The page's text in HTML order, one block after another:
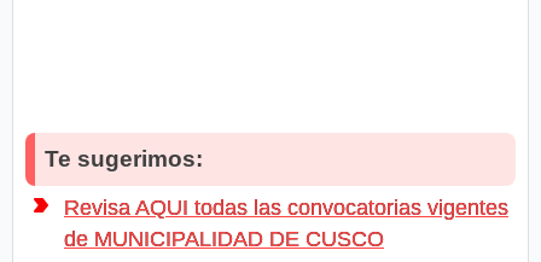
Te sugerimos:
Revisa AQUI todas las convocatorias vigentes
de MUNICIPALIDAD DE CUSCO